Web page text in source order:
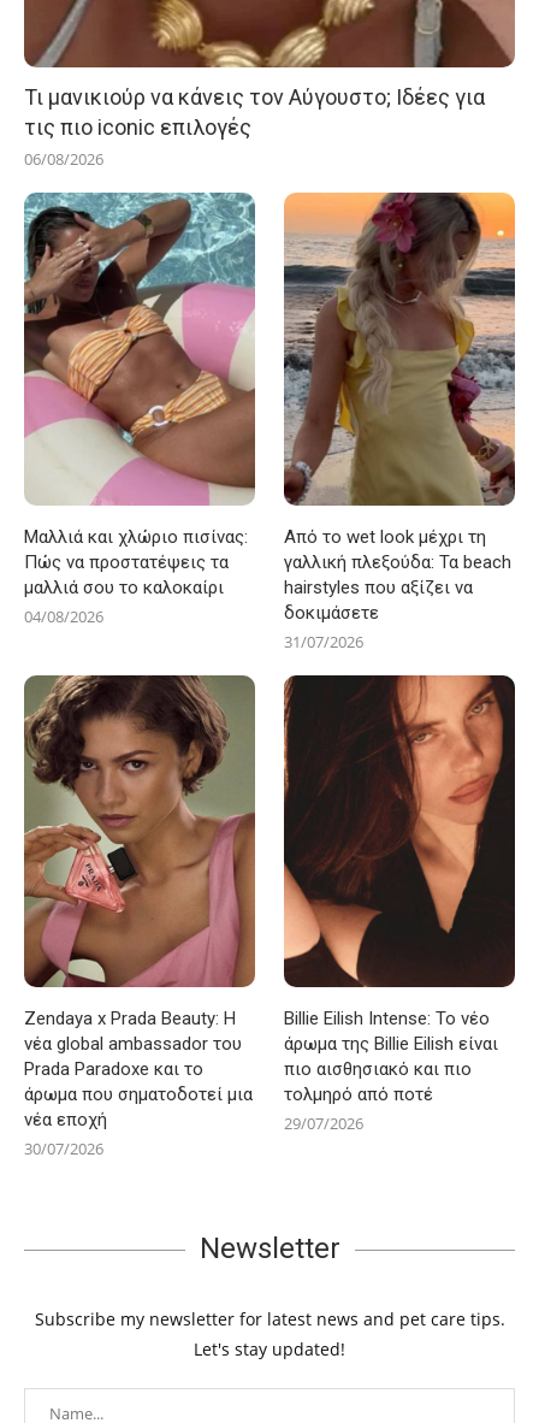
Τι μανικιούρ να κάνεις τον Αύγουστο; Ιδέες για
τις πιο iconic επιλογές
06/08/2026
Μαλλιά και χλώριο πισίνας:
Πώς να προστατέψεις τα
μαλλιά σου το καλοκαίρι
04/08/2026
Από το wet look μέχρι τη
γαλλική πλεξούδα: Τα beach
hairstyles που αξίζει να
δοκιμάσετε
31/07/2026
Zendaya x Prada Beauty: Η
νέα global ambassador του
Prada Paradoxe και το
άρωμα που σηματοδοτεί μια
νέα εποχή
30/07/2026
Billie Eilish Intense: Το νέο
άρωμα της Billie Eilish είναι
πιο αισθησιακό και πιο
τολμηρό από ποτέ
29/07/2026
Newsletter
Subscribe my newsletter for latest news and pet care tips.
Let's stay updated!